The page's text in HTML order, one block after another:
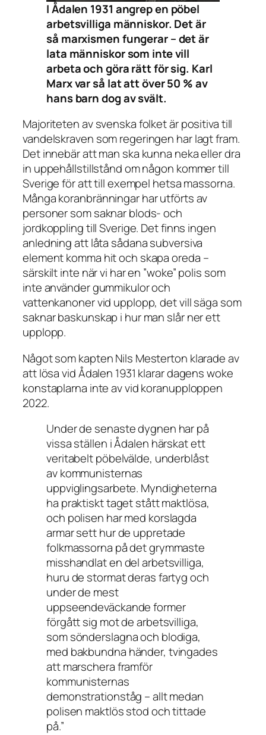
I Ådalen 1931 angrep en pöbel
arbetsvilliga människor. Det är
så marxismen fungerar – det är
lata människor som inte vill
arbeta och göra rätt för sig. Karl
Marx var så lat att över 50 % av
hans barn dog av svält.
Majoriteten av svenska folket är positiva till
vandelskraven som regeringen har lagt fram.
Det innebär att man ska kunna neka eller dra
in uppehållstillstånd om någon kommer till
Sverige för att till exempel hetsa massorna.
Många koranbränningar har utförts av
personer som saknar blods- och
jordkoppling till Sverige. Det finns ingen
anledning att låta sådana subversiva
element komma hit och skapa oreda –
särskilt inte när vi har en ”woke” polis som
inte använder gummikulor och
vattenkanoner vid upplopp, det vill säga som
saknar baskunskap i hur man slår ner ett
upplopp.
Något som kapten Nils Mesterton klarade av
att lösa vid Ådalen 1931 klarar dagens woke
konstaplarna inte av vid koranupploppen
2022.
Under de senaste dygnen har på
vissa ställen i Ådalen härskat ett
veritabelt pöbelvälde, underblåst
av kommunisternas
uppviglingsarbete. Myndigheterna
ha praktiskt taget stått maktlösa,
och polisen har med korslagda
armar sett hur de uppretade
folkmassorna på det grymmaste
misshandlat en del arbetsvilliga,
huru de stormat deras fartyg och
under de mest
uppseendeväckande former
förgått sig mot de arbetsvilliga,
som sönderslagna och blodiga,
med bakbundna händer, tvingades
att marschera framför
kommunisternas
demonstrationståg – allt medan
polisen maktlös stod och tittade
på.”